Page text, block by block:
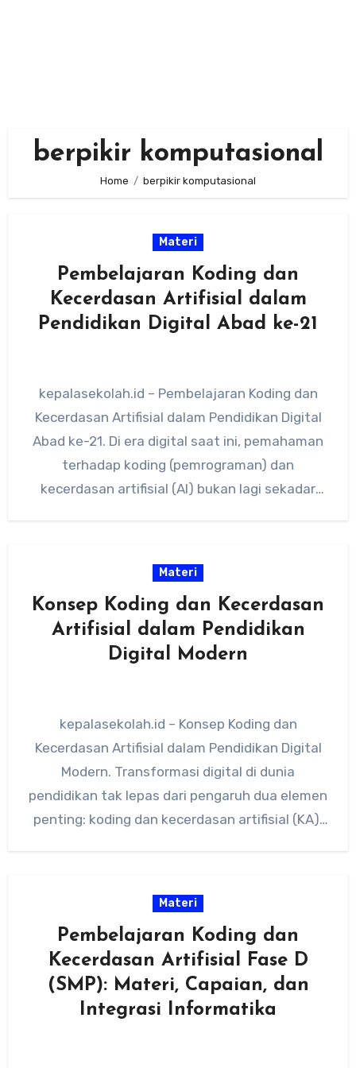
berpikir komputasional
Home berpikir komputasional
Materi
Pembelajaran Koding dan
Kecerdasan Artifisial dalam
Pendidikan Digital Abad ke-21
kepalasekolah.id – Pembelajaran Koding dan
Kecerdasan Artifisial dalam Pendidikan Digital
Abad ke-21. Di era digital saat ini, pemahaman
terhadap koding (pemrograman) dan
kecerdasan artifisial (AI) bukan lagi sekadar
Materi
Konsep Koding dan Kecerdasan
Artifisial dalam Pendidikan
Digital Modern
kepalasekolah.id – Konsep Koding dan
Kecerdasan Artifisial dalam Pendidikan Digital
Modern. Transformasi digital di dunia
pendidikan tak lepas dari pengaruh dua elemen
penting: koding dan kecerdasan artifisial (KA).
Materi
Pembelajaran Koding dan
Kecerdasan Artifisial Fase D
(SMP): Materi, Capaian, dan
Integrasi Informatika